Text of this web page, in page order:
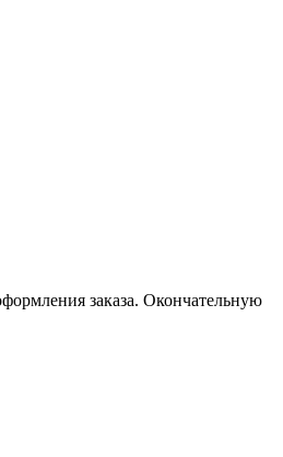
заказа. Окончательную